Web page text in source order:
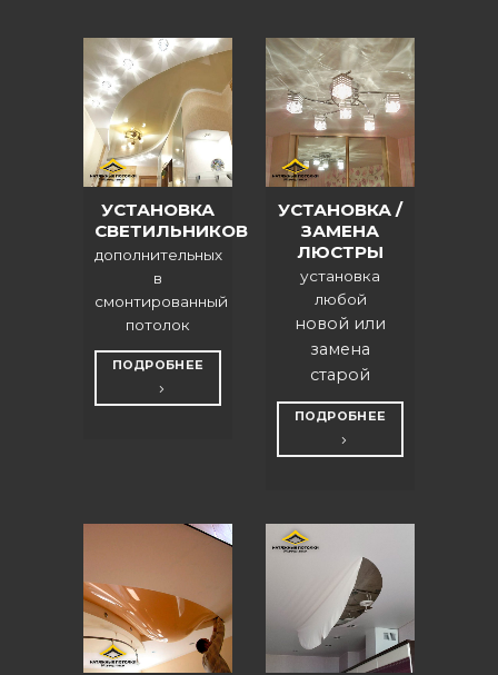
УСТАНОВКА
СВЕТИЛЬНИКОВ
дополнительных
в
смонтированный
потолок
ПОДРОБНЕЕ
УСТАНОВКА /
ЗАМЕНА
ЛЮСТРЫ
установка
любой
новой или
замена
старой
ПОДРОБНЕЕ